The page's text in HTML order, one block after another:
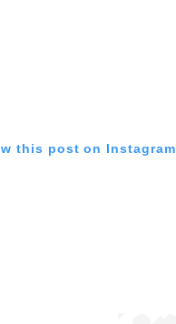
this post on Instagram